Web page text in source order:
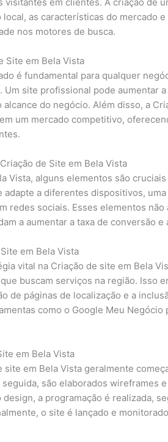
as características do mercado
nos motores de busca.
Site em Bela Vista
é fundamental para qualquer
site profissional pode aumentar
do negócio. Além disso, a
um mercado competitivo,
de Site em Bela Vista
Vista, alguns elementos são
a diferentes dispositivos,
redes sociais. Esses elementos
a aumentar a taxa de conversão
em Bela Vista
vital na Criação de site em Bela
buscam serviços na região. Isso
de páginas de localização e a
como o Google Meu
em Bela Vista
site em Bela Vista geralmente
são elaborados wireframes
a programação é realizada,
o site é lançado e